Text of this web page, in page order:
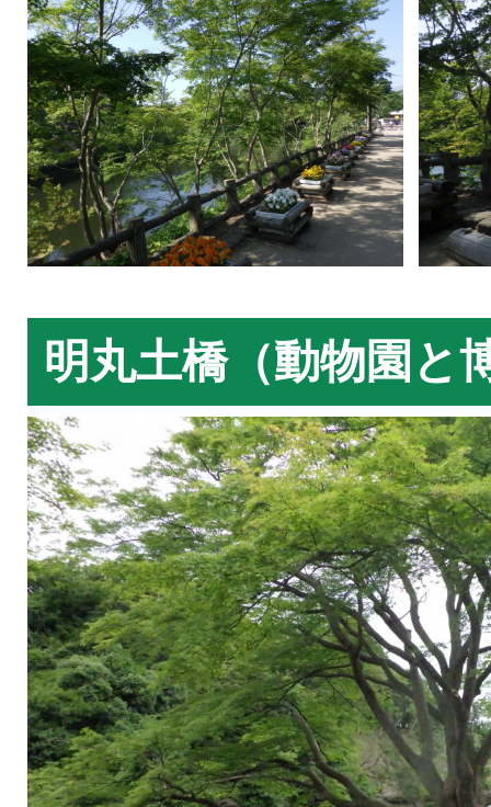
明丸土橋（動物園と